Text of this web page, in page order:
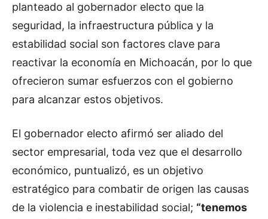
planteado al gobernador electo que la
seguridad, la infraestructura pública y la
estabilidad social son factores clave para
reactivar la economía en Michoacán, por lo que
ofrecieron sumar esfuerzos con el gobierno
para alcanzar estos objetivos.
El gobernador electo afirmó ser aliado del
sector empresarial, toda vez que el desarrollo
económico, puntualizó, es un objetivo
estratégico para combatir de origen las causas
de la violencia e inestabilidad social; “tenemos